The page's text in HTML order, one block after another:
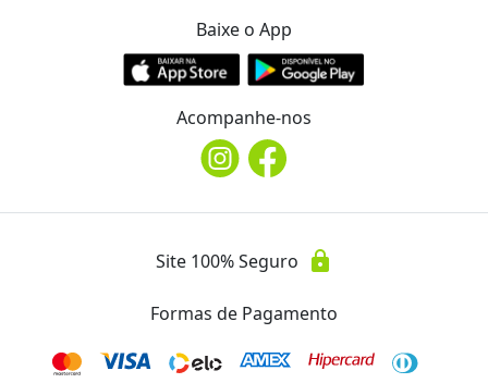
Baixe o App
Acompanhe-nos
Site 100% Seguro lock
Formas de Pagamento